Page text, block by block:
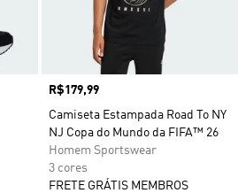
Preço
R$179,99
Camiseta Estampada Road To NY
NJ Copa do Mundo da FIFA™ 26
Homem Sportswear
3 cores
FRETE GRÁTIS MEMBROS